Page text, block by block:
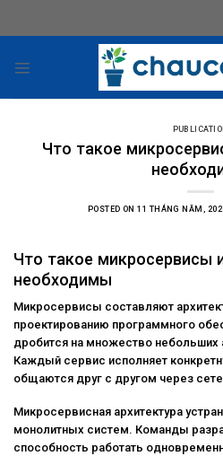
Что такое
POSTED ON11 THÁNG NĂM,
Что такое микросервисы
необходимы
Микросервисы составляют
проектированию программного
дробится на множество
Каждый сервис исполняет
общаются друг с другом через
Микросервисная архитектура
монолитных систем. Команды
способность работать